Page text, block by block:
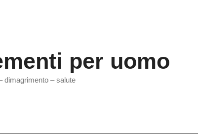
per uomo
dimagrimento – salute